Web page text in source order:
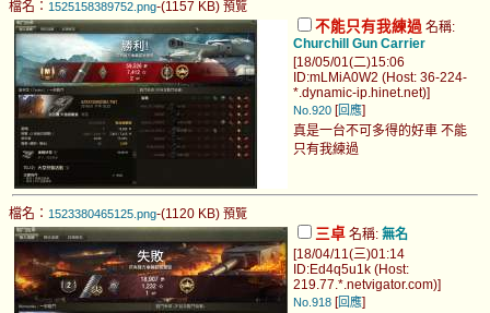
檔名： 1525158389752.png-(1157 KB) 預覽
不能只有我練過 名稱:
Churchill Gun Carrier
[18/05/01(二)15:06
ID:mLMiA0W2 (Host: 36-224-
*.dynamic-ip.hinet.net)]
No.920 [回應]
真是一台不可多得的好車 不能
只有我練過
檔名： 1523380465125.png-(1120 KB) 預覽
三卓 名稱: 無名
[18/04/11(三)01:14
ID:Ed4q5u1k (Host:
219.77.*.netvigator.com)]
No.918 [回應]